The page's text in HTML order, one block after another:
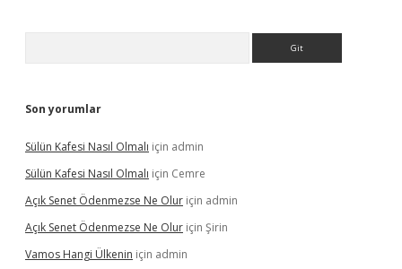
Son yorumlar
Sülün Kafesi Nasıl Olmalı için admin
Sülün Kafesi Nasıl Olmalı için Cemre
Açık Senet Ödenmezse Ne Olur için admin
Açık Senet Ödenmezse Ne Olur için Şirin
Vamos Hangi Ülkenin için admin